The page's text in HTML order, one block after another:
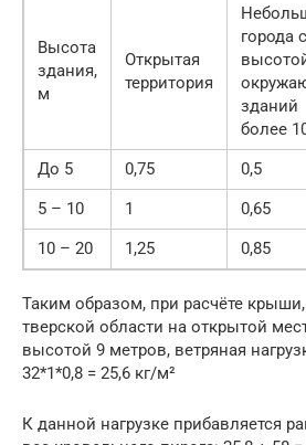
Высота
здания,
м
Открытая
территория
города с
зданий
более
До 5 0,75 0,5
5 – 10
1 0,65
10 – 20
1,25 0,85
Таким образом, при расчёте
тверской области на открытой
высотой 9 метров, ветряная
32*1*0,8 = 25,6 кг/м²
К данной нагрузке прибавляется